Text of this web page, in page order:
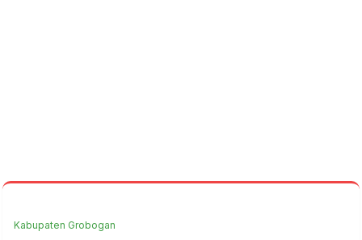
Kabupaten Grobogan